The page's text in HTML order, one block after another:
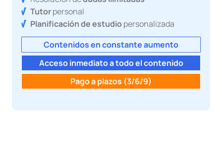
Tutorpersonal
Planificación de estudiopersonalizada
Contenidos en constante aumento
Acceso inmediato a todo el contenido
Pago a plazos (3/6/9)